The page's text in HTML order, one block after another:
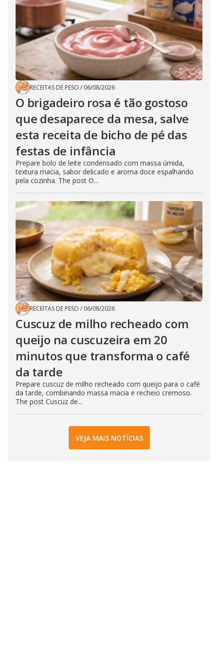
RECEITAS DE PESO / 06/08/2026
O brigadeiro rosa é tão gostoso
que desaparece da mesa, salve
esta receita de bicho de pé das
festas de infância
Prepare bolo de leite condensado com massa úmida,
textura macia, sabor delicado e aroma doce espalhando
pela cozinha. The post O...
RECEITAS DE PESO / 06/08/2026
Cuscuz de milho recheado com
queijo na cuscuzeira em 20
minutos que transforma o café
da tarde
Prepare cuscuz de milho recheado com queijo para o café
da tarde, combinando massa macia e recheio cremoso.
The post Cuscuz de...
VEJA MAIS NOTÍCIAS